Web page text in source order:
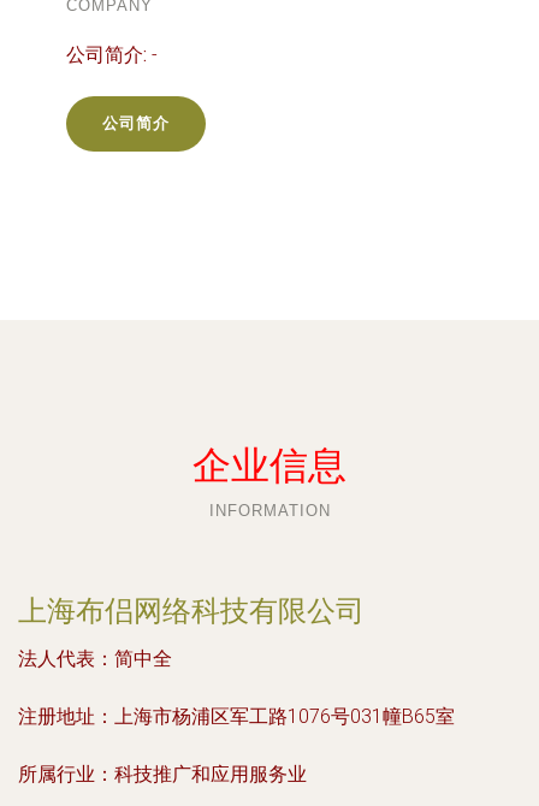
COMPANY
公司简介: -
公司简介
企业信息
INFORMATION
上海布侣网络科技有限公司
法人代表： 简中全
注册地址： 上海市杨浦区军工路1076号031幢B65室
所属行业： 科技推广和应用服务业